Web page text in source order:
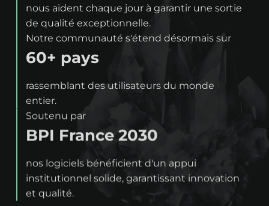
nous aident chaque jour à garantir une sortie
de qualité exceptionnelle.
Notre communauté s'étend désormais sur
60+ pays
rassemblant des utilisateurs du monde
entier.
Soutenu par
BPI France 2030
nos logiciels bénéficient d'un appui
institutionnel solide, garantissant innovation
et qualité.